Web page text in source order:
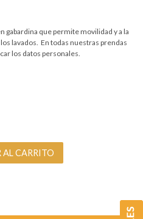
gabardina que permite movilidad y a la
lavados. En todas nuestras prendas
los datos personales.